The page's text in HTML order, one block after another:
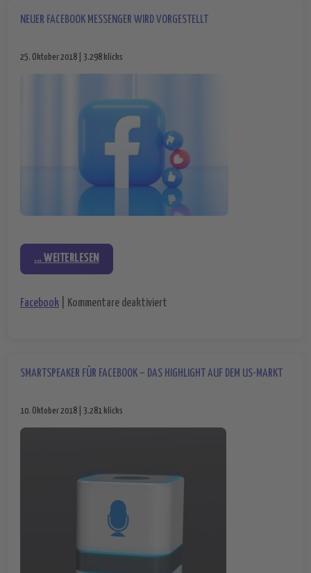
NEUER FACEBOOK MESSENGER WIRD VORGESTELLT
25. Oktober 2018 | 3.298 klicks
... WEITERLESEN
Facebook Kommentare deaktiviert
SMARTSPEAKER FÜR FACEBOOK – DAS HIGHLIGHT AUF DEM US-MARKT
10. Oktober 2018 | 3.281 klicks